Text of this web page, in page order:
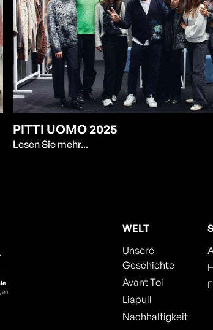
PITTI UOMO 2025
Lesen Sie mehr...
WELT
Unsere
Geschichte
Avant Toi
Liapull
Nachhaltigkeit